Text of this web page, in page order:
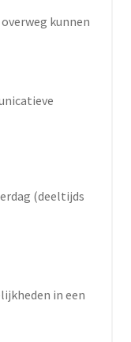
kunnen
(deeltijds
in een